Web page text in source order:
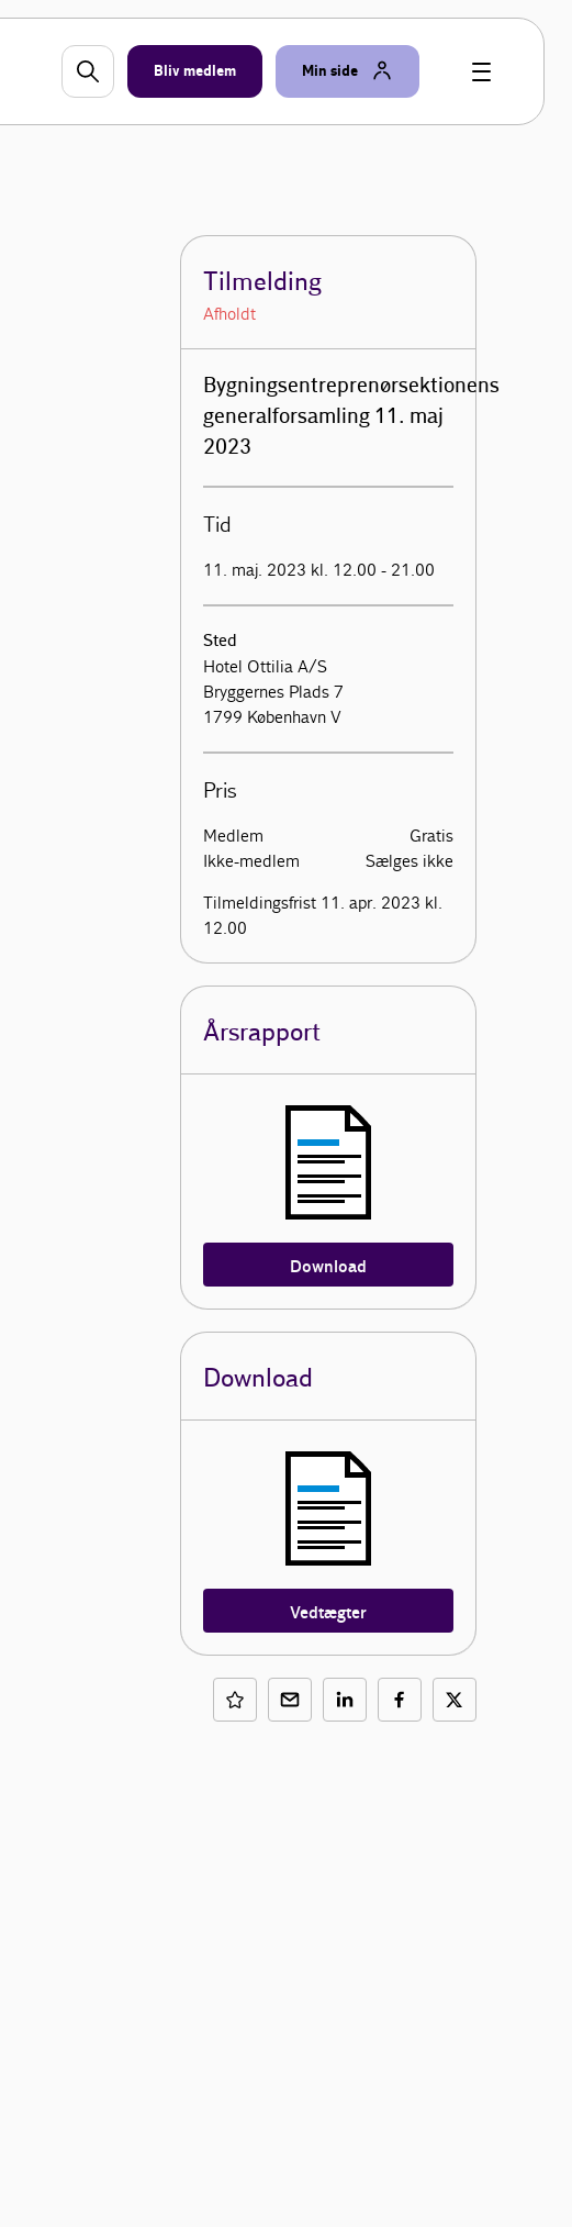
Bliv medlem Min side
Tilmelding
Afholdt
Bygningsentreprenørsektionens
generalforsamling 11. maj
2023
Tid
11. maj. 2023 kl. 12.00 - 21.00
Sted
Hotel Ottilia A/S
Bryggernes Plads 7
1799 København V
Pris
Medlem
Gratis
Ikke-medlem
Sælges ikke
Tilmeldingsfrist 11. apr. 2023 kl.
12.00
Årsrapport
Download
Download
Vedtægter